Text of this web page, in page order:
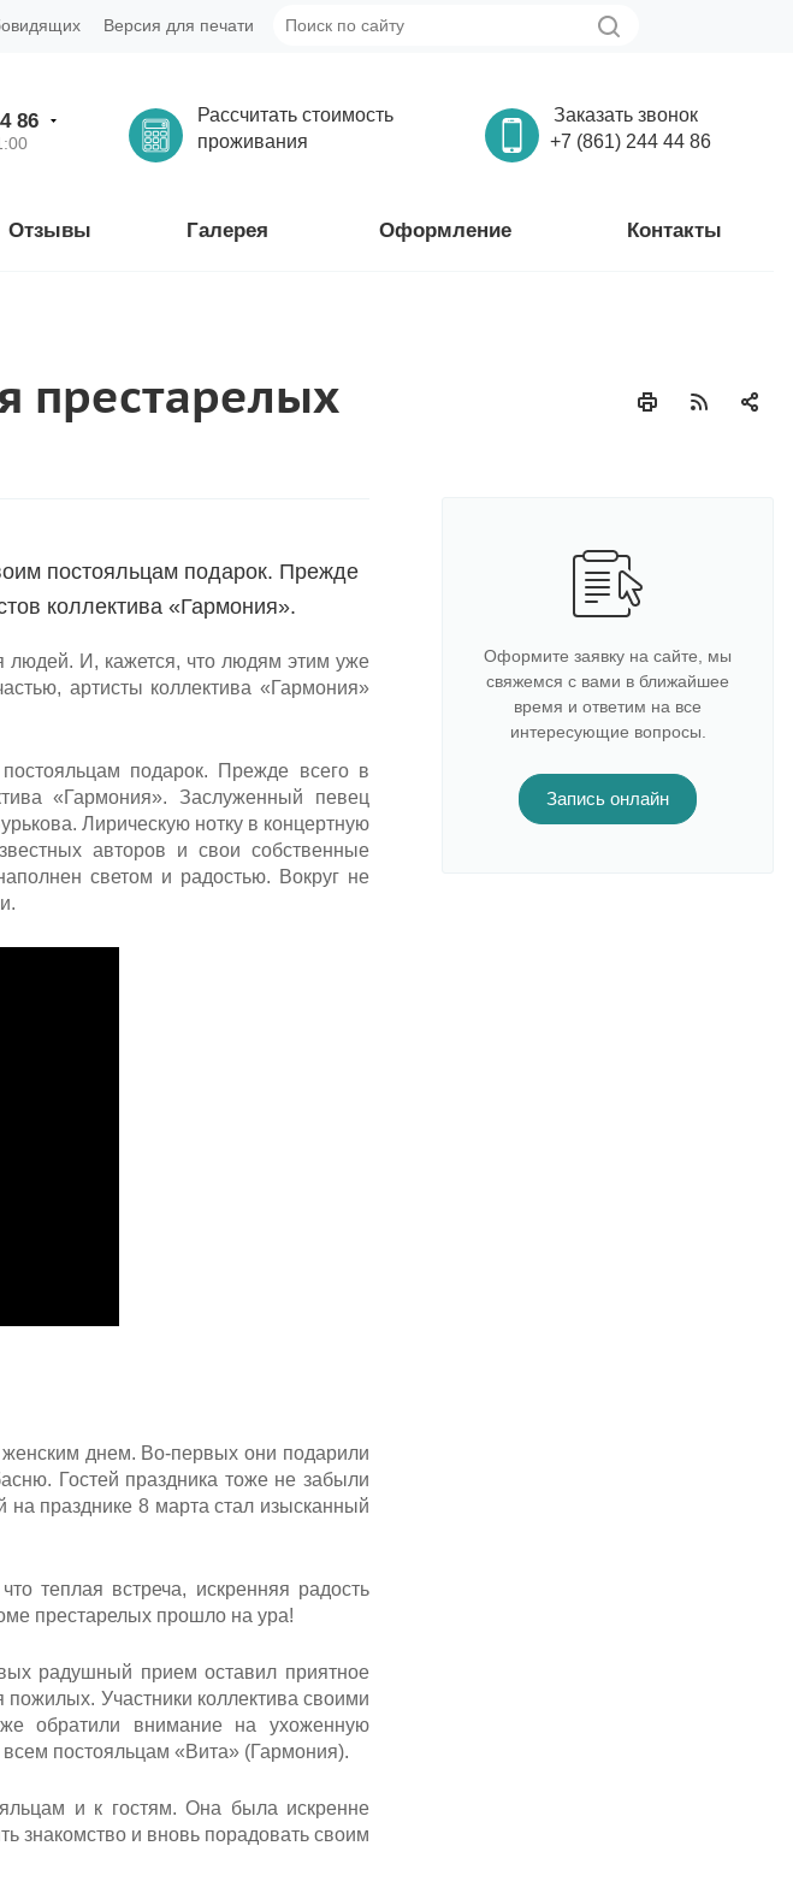
Версия для печати
86
Рассчитать стоимость
проживания
Заказать звонок
+7 (861) 244 44 86
Отзывы Галерея Оформление Контакты
престарелых
постояльцам подарок. Прежде
коллектива «Гармония».
людей. И, кажется, что людям этим уже
артисты коллектива «Гармония»
подарок. Прежде всего в
«Гармония». Заслуженный певец
Лирическую нотку в концертную
авторов и свои собственные
светом и радостью. Вокруг не
днем. Во-первых они подарили
Гостей праздника тоже не забыли
празднике 8 марта стал изысканный
теплая встреча, искренняя радость
престарелых прошло на ура!
радушный прием оставил приятное
Участники коллектива своими
обратили внимание на ухоженную
постояльцам «Вита» (Гармония).
и к гостям. Она была искренне
знакомство и вновь порадовать своим
Оформите заявку на сайте, мы
свяжемся с вами в ближайшее
время и ответим на все
интересующие вопросы.
Запись онлайн